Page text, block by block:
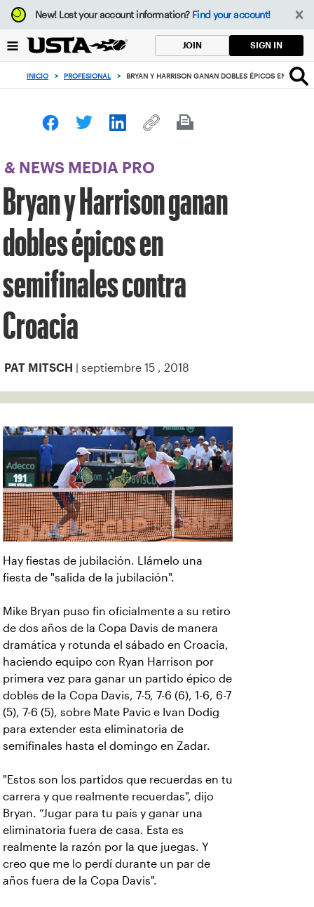
Enfoque
desde
botón
volver
principio
New!Lost your account information? Find your account!
JOIN SIGN IN
INICIO > PROFESIONAL > BRYAN Y HARRISON GANAN DOBLES ÉPICOS EN
& NEWS MEDIA PRO
Bryan y Harrison ganan
dobles épicos en
semifinales contra
Croacia
PAT MITSCH | septiembre 15 , 2018
Hay fiestas de jubilación. Llámelo una
fiesta de "salida de la jubilación".
Mike Bryan puso fin oficialmente a su retiro
de dos años de la Copa Davis de manera
dramática y rotunda el sábado en Croacia,
haciendo equipo con Ryan Harrison por
primera vez para ganar un partido épico de
dobles de la Copa Davis, 7-5, 7-6 (6), 1-6, 6-7
(5), 7-6 (5), sobre Mate Pavic e Ivan Dodig
para extender esta eliminatoria de
semifinales hasta el domingo en Zadar.
"Estos son los partidos que recuerdas en tu
carrera y que realmente recuerdas", dijo
Bryan. “Jugar para tu país y ganar una
eliminatoria fuera de casa. Esta es
realmente la razón por la que juegas. Y
creo que me lo perdí durante un par de
años fuera de la Copa Davis".